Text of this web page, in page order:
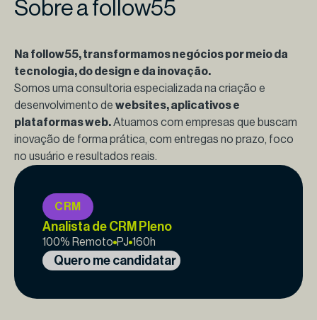
Sobre a follow55
Na follow55, transformamos negócios por meio da
tecnologia, do design e da inovação.
Somos uma consultoria especializada na criação e
desenvolvimento de websites, aplicativos e
plataformas web.Atuamos com empresas que buscam
inovação de forma prática, com entregas no prazo, foco
no usuário e resultados reais.
CRM
Analista de CRM Pleno
100% Remoto PJ 160h
Quero me candidatar